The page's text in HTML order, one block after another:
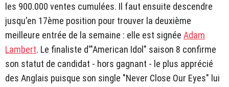
les 900.000 ventes cumulées. Il faut ensuite descendre
jusqu'en 17ème position pour trouver la deuxième
meilleure entrée de la semaine : elle est signée Adam
Lambert. Le finaliste d'"American Idol" saison 8 confirme
son statut de candidat - hors gagnant - le plus apprécié
des Anglais puisque son single "Never Close Our Eyes" lui